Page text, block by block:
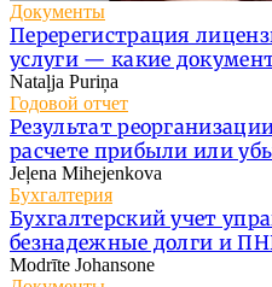
Документы
Перерегистрация
услуги — какие
Nataļja Puriņa
Годовой отчет
Результат
расчете прибыли или
Jeļena Mihejenkova
Бухгалтерия
Бухгалтерский учет
безнадежные долги и
Modrīte Johansone